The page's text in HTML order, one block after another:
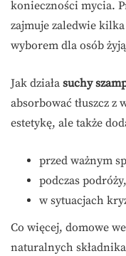
konieczności mycia.
zajmuje zaledwie
wyborem dla osób
Jak działa suchy
absorbować tłuszcz z
estetykę, ale także
przed ważnym
podczas podróży,
w sytuacjach
Co więcej, domowe
naturalnych